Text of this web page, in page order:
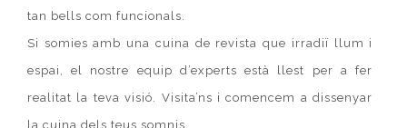
tan bells com funcionals.
Si somies amb una cuina de revista que irradiï llum i
espai, el nostre equip d’experts està llest per a fer
realitat la teva visió. Visita’ns i comencem a dissenyar
la cuina dels teus somnis.